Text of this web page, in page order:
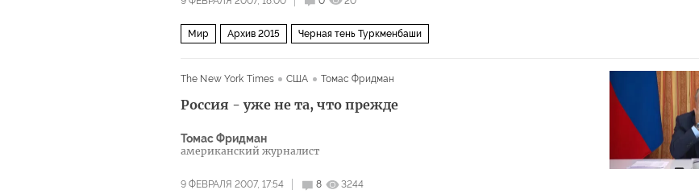
Мир Архив 2015 Черная тень Туркменбаши
The New York Times США Томас Фридман
Россия - уже не та, что прежде
Томас Фридман
американский журналист
9 ФЕВРАЛЯ 2007, 17:54 8 3244